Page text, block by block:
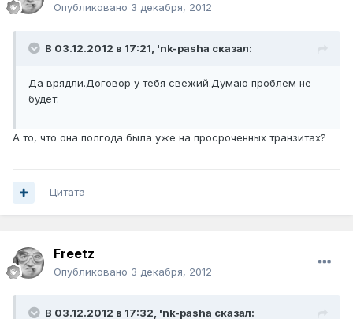
Опубликовано 3 декабря, 2012
В 03.12.2012 в 17:21, 'nk-pasha сказал:
Да врядли.Договор у тебя свежий.Думаю проблем не
будет.
А то, что она полгода была уже на просроченных транзитах?
Цитата
Freetz
Опубликовано 3 декабря, 2012
В 03.12.2012 в 17:32, 'nk-pasha сказал: